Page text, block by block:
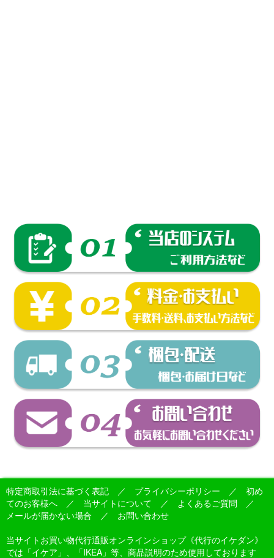
特定商取引法に基づく表記 ／ プライバシーポリシー ／ 初め
てのお客様へ ／ 当サイトについて ／ よくあるご質問 ／
メールが届かない場合 ／ お問い合わせ
当サイトお買い物代行通販オンラインショップ《代行のイケダン》
では「イケア」、「IKEA」等、商品説明のため使用しております